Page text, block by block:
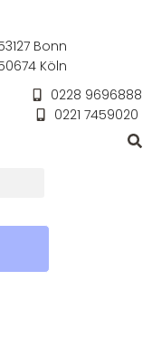
Bonn
Köln
0228 9696888
0221 7459020